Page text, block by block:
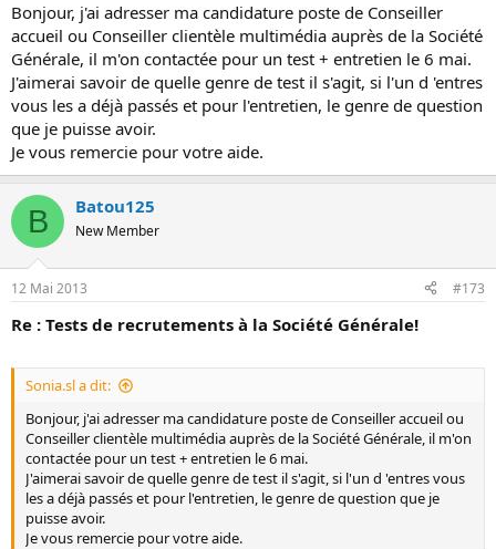
Bonjour, j'ai adresser ma candidature poste de Conseiller
accueil ou Conseiller clientèle multimédia auprès de la Société
Générale, il m'on contactée pour un test + entretien le 6 mai.
J'aimerai savoir de quelle genre de test il s'agit, si l'un d 'entres
vous les a déjà passés et pour l'entretien, le genre de question
que je puisse avoir.
Je vous remercie pour votre aide.
B Batou125
New Member
12 Mai 2013 #173
Re : Tests de recrutements à la Société Générale!
Sonia.sl a dit:
Bonjour, j'ai adresser ma candidature poste de Conseiller accueil ou
Conseiller clientèle multimédia auprès de la Société Générale, il m'on
contactée pour un test + entretien le 6 mai.
J'aimerai savoir de quelle genre de test il s'agit, si l'un d 'entres vous
les a déjà passés et pour l'entretien, le genre de question que je
puisse avoir.
Je vous remercie pour votre aide.